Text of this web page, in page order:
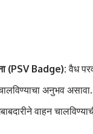
(PSV Badge): वैध
अनुभव असावा.
वाहन